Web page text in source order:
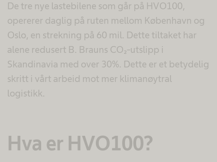
De tre nye lastebilene som går på HVO100,
opererer daglig på ruten mellom København og
Oslo, en strekning på 60 mil. Dette tiltaket har
alene redusert B. Brauns CO₂-utslipp i
Skandinavia med over 30%. Dette er et betydelig
skritt i vårt arbeid mot mer klimanøytral
logistikk.
Hva er HVO100?